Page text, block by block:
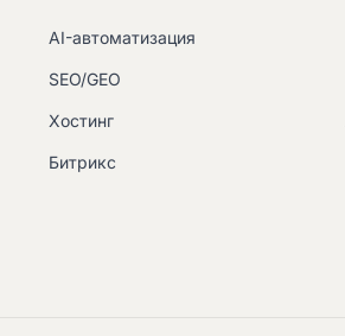
AI-автоматизация
SEO/GEO
Хостинг
Битрикс